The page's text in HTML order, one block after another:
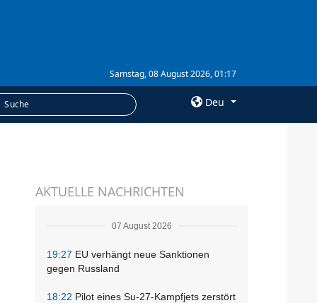
Samstag, 08 August 2026, 01:17
Deu
Abonnement
AKTUELLE NACHRICHTEN
07 August 2026
19:27 EU verhängt neue Sanktionen
gegen Russland
18:22 Pilot eines Su-27-Kampfjets zerstört